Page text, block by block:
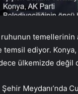
temellerinin
temsil ediyor.
ülkemizde değil
Meydanı’nda